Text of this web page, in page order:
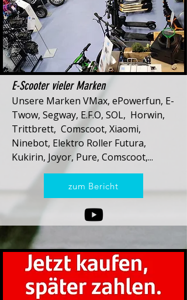
E-Scooter vieler Marken
Unsere Marken VMax, ePowerfun, E-
Twow, Segway, E.F.O, SOL, Horwin,
Trittbrett, Comscoot, Xiaomi,
Ninebot, Elektro Roller Futura,
Kukirin, Joyor, Pure, Comscoot,...
zum Bericht